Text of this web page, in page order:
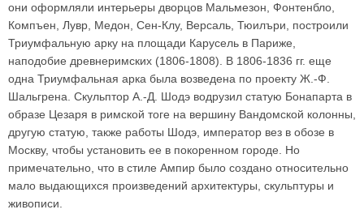
они оформляли интерьеры дворцов Мальмезон, Фонтенбло,
Компъен, Лувр, Медон, Сен-Клу, Версаль, Тюилъри, построили
Триумфальную арку на площади Карусель в Париже,
наподобие древнеримских (1806-1808). В 1806-1836 гг. еще
одна Триумфальная арка была возведена по проекту Ж.-Ф.
Шальгрена. Скульптор А.-Д. Шодэ водрузил статую Бонапарта в
образе Цезаря в римской тоге на вершину Вандомской колонны,
другую статую, также работы Шодэ, император вез в обозе в
Москву, чтобы установить ее в покоренном городе. Но
примечательно, что в стиле Ампир было создано относительно
мало выдающихся произведений архитектуры, скульптуры и
живописи.